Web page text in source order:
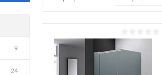
9
24